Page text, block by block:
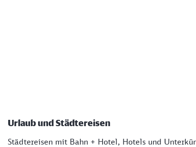
Urlaub und Städtereisen
Städtereisen mit Bahn + Hotel, Hotels und